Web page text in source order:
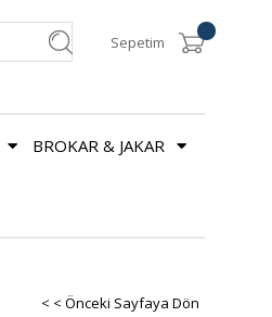
Sepetim
BROKAR & JAKAR
< < Önceki Sayfaya Dön